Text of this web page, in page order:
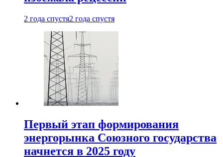
2 года спустя2 года спустя
Первый этап формирования
энергорынка Союзного государства
начнется в 2025 году